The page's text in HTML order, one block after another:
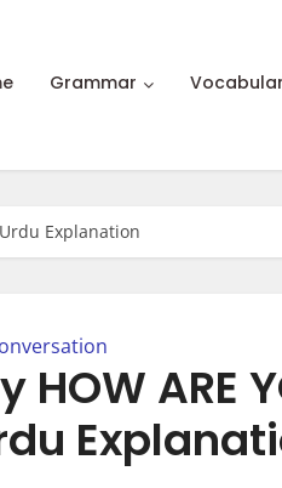
Grammar
Explanation
ARE